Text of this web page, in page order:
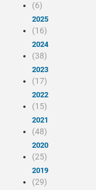
(6)
2025
(16)
2024
(38)
2023
(17)
2022
(15)
2021
(48)
2020
(25)
2019
(29)